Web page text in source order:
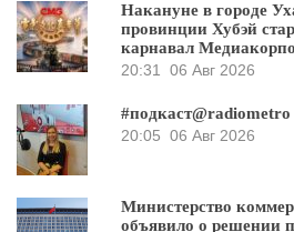
Накануне в городе
провинции Хубэй
карнавал
20:31
06 Авг 2026
#подкаст@radiometro
20:05 06 Авг 2026
Министерство
объявило о решении